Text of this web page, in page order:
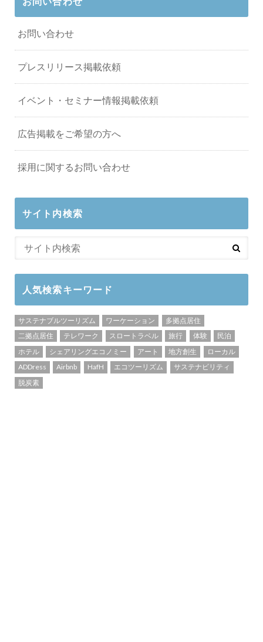
お問い合わせ
プレスリリース掲載依頼
イベント・セミナー情報掲載依頼
広告掲載をご希望の方へ
採用に関するお問い合わせ
サイト内検索
人気検索キーワード
サステナブルツーリズム ワーケーション
多拠点居住
二拠点居住
テレワーク スロートラベル 旅行 体験
民泊
ホテル
シェアリングエコノミー アート 地方創生
ローカル
ADDress
Airbnb HafH エコツーリズム
サステナビリティ
脱炭素